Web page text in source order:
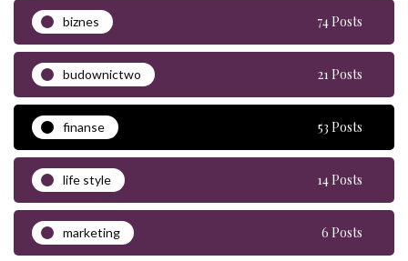
biznes 74 Posts
budownictwo 21 Posts
finanse 53 Posts
life style 14 Posts
marketing 6 Posts